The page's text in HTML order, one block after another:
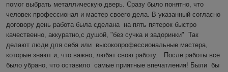
помог выбрать металлическую дверь. Сразу было понятно, что
человек профессионал и мастер своего дела. В указанный согласно
договору день работа была сделана  на пять пятерок быстро
качественно, аккуратно,с душой, "без сучка и задоринки"  Так
делают люди для себя или  высокопрофессиональные мастера,
которые знают и, что важно, любят свою работу.   После работы все
было убрано, что оставило  самые приятные впечатления! Были  бы